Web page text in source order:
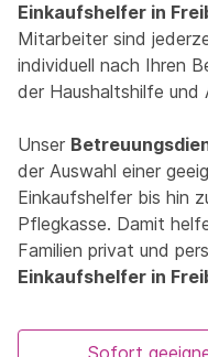
Einkaufshelfer in
Mitarbeiter sind
individuell nach Ihren
der Haushaltshilfe und
Unser
der Auswahl einer
Einkaufshelfer bis hin
Pflegkasse. Damit
Familien privat und
Einkaufshelfer in